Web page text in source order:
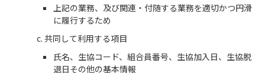
上記の業務、及び関連・付随する業務を適切かつ円滑
に履行するため
共同して利用する項目
氏名、生協コード、組合員番号、生協加入日、生協脱
退日その他の基本情報